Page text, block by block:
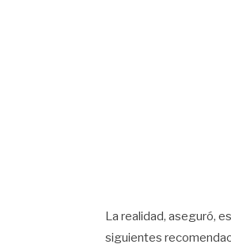
La realidad, aseguró,
siguientes